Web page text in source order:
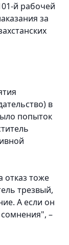
й рабочей
за
в
попыток
отказ тоже
трезвый,
А если он
сомнения", –